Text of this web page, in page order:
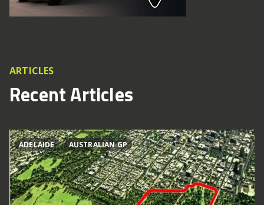
ARTICLES
Recent Articles
ADELAIDE AUSTRALIAN GP